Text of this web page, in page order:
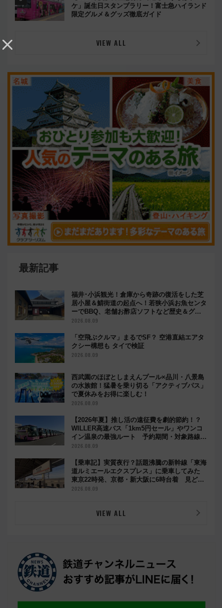
ケ」誕生日スタンプラリー！富士急ハイランド
限定グルメ＆グッズ徹底ガイド
VIEW ALL
最新記事
福井･小浜観光！倉庫から奇跡の復活をした芝
居小屋＆鯖街道の起点へ！若狭小浜お魚センタ
ーでBBQ、老舗お酢店ソフトなど歴史＆グル
メ散歩
2026.08.09
「空飛ぶクルマ」まるでSF？ 空港直結エアタ
クシー構想も タイで検証
2026.08.09
西武園のほぼとしまえんプール×品川・八景島
の水族館！猛暑を乗り切る「アクティブパス」
で夏休みをお得に楽しむ！
2026.08.09
【2026年夏】推し活の遠征費を劇的節約！？
WILLER高速バス「1km5円セール」やワンコ
イン温泉の最強ルート 予約期間・対象路線ま
とめ
2026.08.09
【乗車記】実質夜行？話題沸騰の新幹線「東海
道ルミエールエクスプレス」に乗車してみた
東京22時発、京都・新大阪に6時台着 見どこ
ろは岐阜羽島の素晴らし過ぎる朝
2026.08.09
VIEW ALL